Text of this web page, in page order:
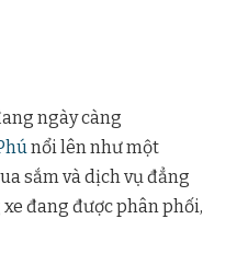
ngày càng
nổi lên như một
sắm và dịch vụ đẳng
xe đang được phân phối,